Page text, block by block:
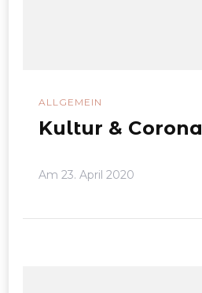
ALLGEMEIN
Kultur & Corona
Am 23. April 2020